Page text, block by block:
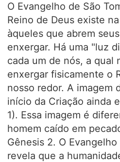
O Evangelho de São
Reino de Deus existe
àqueles que abrem
enxergar. Há uma "luz
cada um de nós, a qual
enxergar fisicamente o
nosso redor. A imagem
início da Criação ainda
1). Essa imagem é
homem caído em
Gênesis 2. O
revela que a